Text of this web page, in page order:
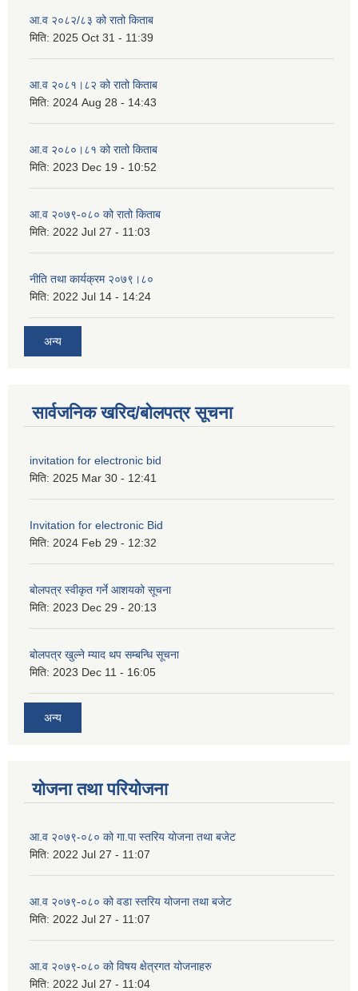
आ.व २०८२/८३ को रातो किताब
मिति: 2025 Oct 31 - 11:39
आ.व २०८१।८२ को रातो किताब
मिति: 2024 Aug 28 - 14:43
आ.व २०८०।८१ को रातो किताब
मिति: 2023 Dec 19 - 10:52
आ.व २०७९-०८० को रातो किताब
मिति: 2022 Jul 27 - 11:03
नीति तथा कार्यक्रम २०७९।८०
मिति: 2022 Jul 14 - 14:24
अन्य
सार्वजनिक खरिद/बोलपत्र सूचना
invitation for electronic bid
मिति: 2025 Mar 30 - 12:41
Invitation for electronic Bid
मिति: 2024 Feb 29 - 12:32
बोलपत्र स्वीकृत गर्ने आशयको सूचना
मिति: 2023 Dec 29 - 20:13
बोलपत्र खुल्ने म्याद थप सम्बन्धि सूचना
मिति: 2023 Dec 11 - 16:05
अन्य
योजना तथा परियोजना
आ.व २०७९-०८० को गा.पा स्तरिय योजना तथा बजेट
मिति: 2022 Jul 27 - 11:07
आ.व २०७९-०८० को वडा स्तरिय योजना तथा बजेट
मिति: 2022 Jul 27 - 11:07
आ.व २०७९-०८० को विषय क्षेत्रगत योजनाहरु
मिति: 2022 Jul 27 - 11:04